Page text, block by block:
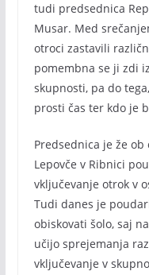
tudi predsednica
Musar. Med
otroci zastavili
pomembna se ji zdi
skupnosti, pa do
prosti čas ter kdo je
Predsednica je že
Lepovče v Ribnici
vključevanje otrok v
Tudi danes je
obiskovati šolo, saj
učijo sprejemanja
vključevanje v